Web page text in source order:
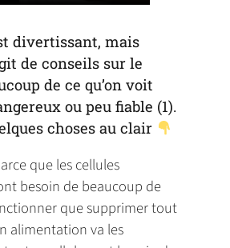
divertissant, mais
de conseils sur le
de ce qu’on voit
ou peu fiable (1).
choses au clair
que les cellules
besoin de beaucoup de
que supprimer tout
alimentation va les